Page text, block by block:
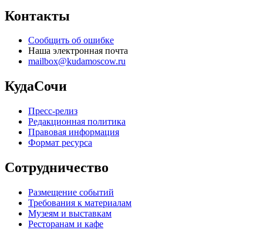
Контакты
Сообщить об ошибке
Наша электронная почта
mailbox@kudamoscow.ru
КудаСочи
Пресс-релиз
Редакционная политика
Правовая информация
Формат ресурса
Сотрудничество
Размещение событий
Требования к материалам
Музеям и выставкам
Ресторанам и кафе